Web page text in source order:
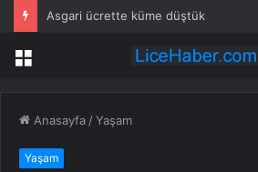
3 çocuğunu öldüren annenin
Menü
Anasayfa /Yaşam
Yaşam